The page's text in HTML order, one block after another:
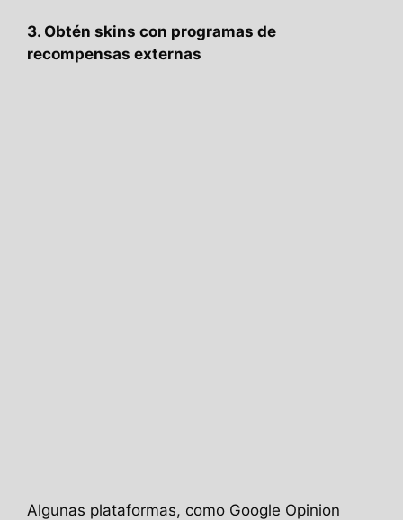
3. Obtén skins con programas de
recompensas externas
Algunas plataformas, como Google Opinion